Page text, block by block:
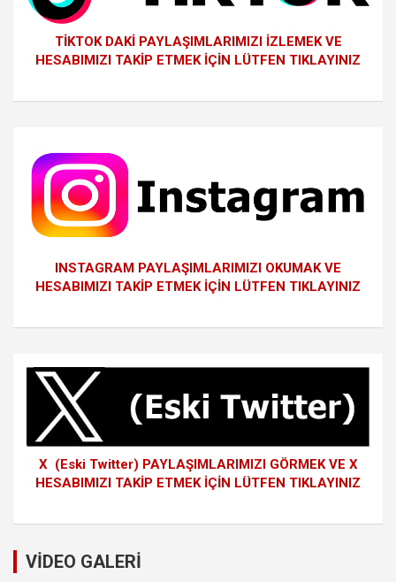
TİKTOK DAKİ PAYLAŞIMLARIMIZI İZLEMEK VE
HESABIMIZI TAKİP ETMEK İÇİN LÜTFEN TIKLAYINIZ
INSTAGRAM PAYLAŞIMLARIMIZI OKUMAK VE
HESABIMIZI TAKİP ETMEK İÇİN LÜTFEN TIKLAYINIZ
X (Eski Twitter) PAYLAŞIMLARIMIZI GÖRMEK VE X
HESABIMIZI TAKİP ETMEK İÇİN LÜTFEN TIKLAYINIZ
VİDEO GALERİ